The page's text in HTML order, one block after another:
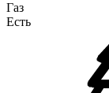
Газ
Есть